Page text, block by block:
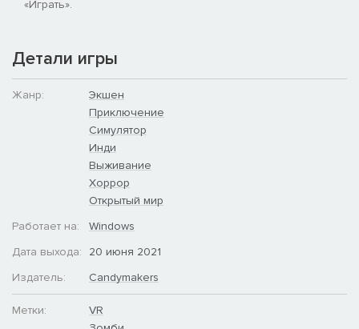
«Играть».
Детали игры
Жанр:
Экшен
Приключение
Симулятор
Инди
Выживание
Хоррор
Открытый мир
Работает на:
Windows
Дата выхода:
20 июня 2021
Издатель:
Candymakers
Метки:
VR